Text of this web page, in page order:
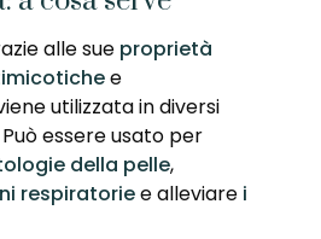
alle sue proprietà
e
utilizzata in diversi
Può essere usato per
della pelle,
respiratoriee alleviare i